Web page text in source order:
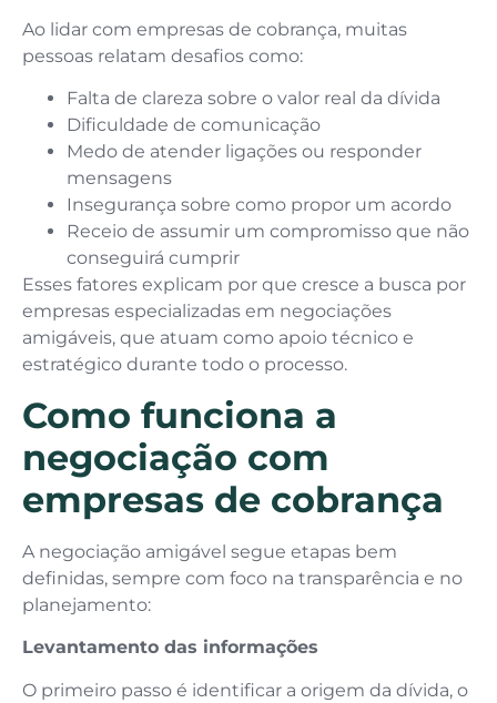
Ao lidar com empresas de cobrança, muitas
pessoas relatam desafios como:
Falta de clareza sobre o valor real da dívida
Dificuldade de comunicação
Medo de atender ligações ou responder
mensagens
Insegurança sobre como propor um acordo
Receio de assumir um compromisso que não
conseguirá cumprir
Esses fatores explicam por que cresce a busca por
empresas especializadas em negociações
amigáveis, que atuam como apoio técnico e
estratégico durante todo o processo.
Como funciona a
negociação com
empresas de cobrança
A negociação amigável segue etapas bem
definidas, sempre com foco na transparência e no
planejamento:
Levantamento das informações
O primeiro passo é identificar a origem da dívida, o